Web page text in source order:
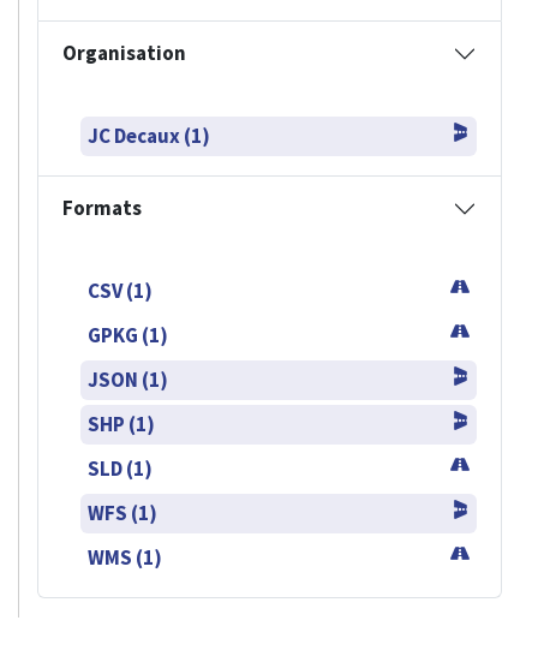
Organisation
JC Decaux (1)
Formats
CSV (1)
GPKG (1)
JSON (1)
SHP (1)
SLD (1)
WFS (1)
WMS (1)